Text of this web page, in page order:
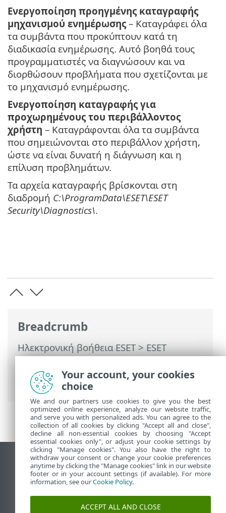
Breadcrumb
Ηλεκτρονική βοήθεια ESET>ESET
Internet Security>Ρυθμίσεις για
προχωρημένους> Αντιμετώπιση
προβλημάτων > Διαγνωστικοί έλεγχοι
Ενεργοποίηση προηγμένης καταγραφής
μηχανισμού ενημέρωσης – Καταγράφει όλα
τα συμβάντα που προκύπτουν κατά τη
διαδικασία ενημέρωσης. Αυτό βοηθά τους
προγραμματιστές να διαγνώσουν και να
διορθώσουν προβλήματα που σχετίζονται με
το μηχανισμό ενημέρωσης.
Ενεργοποίηση καταγραφής για
προχωρημένους του περιβάλλοντος
χρήστη – Καταγράφονται όλα τα συμβάντα
που σημειώνονται στο περιβάλλον χρήστη,
ώστε να είναι δυνατή η διάγνωση και η
επίλυση προβλημάτων.
Τα αρχεία καταγραφής βρίσκονται στη
διαδρομή C:\ProgramData\ESET\ESET
Security\Diagnostics\.
Προβολή ιστότοπου επιφάνειας εργασίας
End of Life
Γνωσιακή βάση ESET
Ομάδα συζήτησης ESET
Your account, your cookies
choice
We and our partners use cookies to give you the best
optimized online experience, analyze our website traffic,
and serve you with personalized ads. You can agree to the
collection of all cookies by clicking "Accept all and close",
decline all non-essential cookies by choosing "Accept
essential cookies only", or adjust your cookie settings by
clicking "Manage cookies". You also have the right to
withdraw your consent or change your cookie preferences
anytime by clicking the "Manage cookies" link in our website
footer or in your account settings (if available). For more
information, see ourCookie Policy.
ACCEPT ALL AND CLOSE